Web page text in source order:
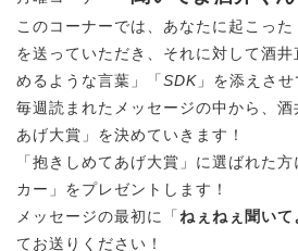
このコーナーでは、あなたに起こった
を送っていただき、それに対して酒
めるような言葉」「SDK 」を添えさ
毎週読まれたメッセージの中から、
あげ大賞」を決めていきます！
「抱きしめてあげ大賞」に選ばれた
カー」をプレゼントします！
メッセージの最初に「ねぇねぇ聞いて
てお送りください！